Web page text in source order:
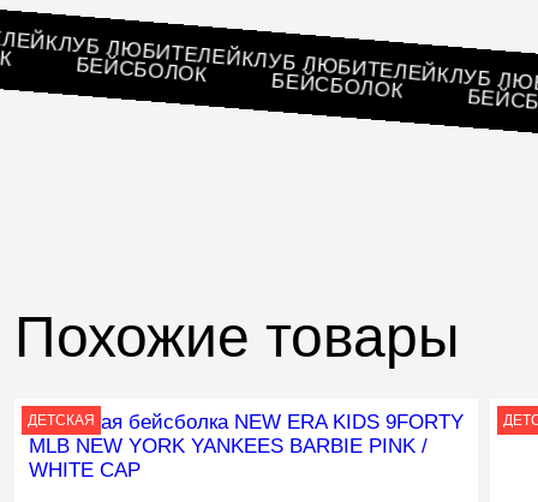
КЛУБ ЛЮБИТЕЛЕЙ
БЕЙСБОЛОК КЛУБ ЛЮБИТЕЛЕЙ
БЕЙСБОЛОК КЛУБ
Похожие товары
ДЕТСКАЯ